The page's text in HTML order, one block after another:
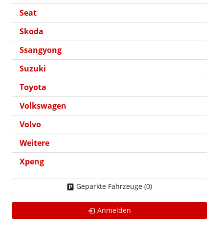
Seat
Skoda
Ssangyong
Suzuki
Toyota
Volkswagen
Volvo
Weitere
Xpeng
Geparkte Fahrzeuge (0)
Anmelden